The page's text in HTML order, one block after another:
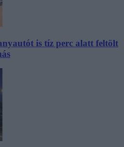
is tíz perc alatt feltölt